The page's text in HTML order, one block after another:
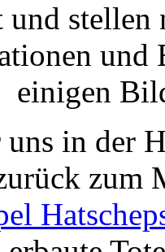
stellen
und
einigen
in der
zum